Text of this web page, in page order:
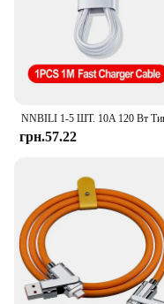
грн.57.22